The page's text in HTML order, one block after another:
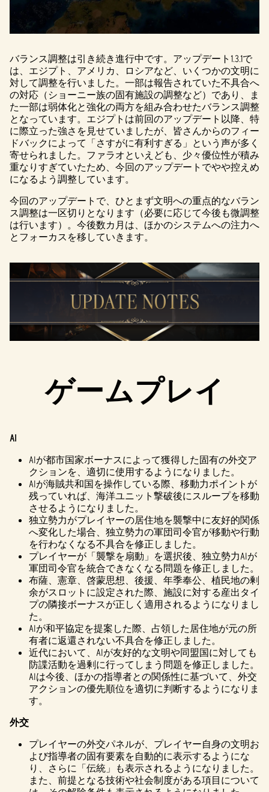
バランス調整は引き続き進行中です。アップデート1.3.1で
は、エジプト、アメリカ、ロシアなど、いくつかの文明に
対して調整を行いました。一部は報告されていた不具合へ
の対応（ショーニー族の固有施設の調整など）であり、ま
た一部は弱体化と強化の両方を組み合わせたバランス調整
となっています。エジプトは前回のアップデート以降、特
に際立った強さを見せていましたが、皆さんからのフィー
ドバックによって「さすがに有利すぎる」という声が多く
寄せられました。ファラオといえども、少々優位性が積み
重なりすぎていたため、今回のアップデートでやや控えめ
になるよう調整しています。
今回のアップデートで、ひとまず文明への重点的なバラン
ス調整は一区切りとなります（必要に応じて今後も微調整
は行います）。今後数カ月は、ほかのシステムへの注力へ
とフォーカスを移していきます。
ゲームプレイ
AI
AIが都市国家ボーナスによって獲得した固有の外交ア
クションを、適切に使用するようになりました。
AIが海賊共和国を操作している際、移動力ポイントが
残っていれば、海洋ユニット撃破後にスループを移動
させるようになりました。
独立勢力がプレイヤーの居住地を襲撃中に友好的関係
へ変化した場合、独立勢力の軍団司令官が移動や行動
を行わなくなる不具合を修正しました。
プレイヤーが「襲撃を扇動」を選択後、独立勢力AIが
軍団司令官を統合できなくなる問題を修正しました。
布薩、憲章、啓蒙思想、後援、年季奉公、植民地の剰
余がスロットに設定された際、施設に対する産出タイ
プの隣接ボーナスが正しく適用されるようになりまし
た。
AIが和平協定を提案した際、占領した居住地が元の所
有者に返還されない不具合を修正しました。
近代において、AIが友好的な文明や同盟国に対しても
防諜活動を過剰に行ってしまう問題を修正しました。
AIは今後、ほかの指導者との関係性に基づいて、外交
アクションの優先順位を適切に判断するようになりま
す。
外交
プレイヤーの外交パネルが、プレイヤー自身の文明お
よび指導者の固有要素を自動的に表示するようにな
り、さらに「伝統」も表示されるようになりました。
また、前提となる技術や社会制度がある項目について